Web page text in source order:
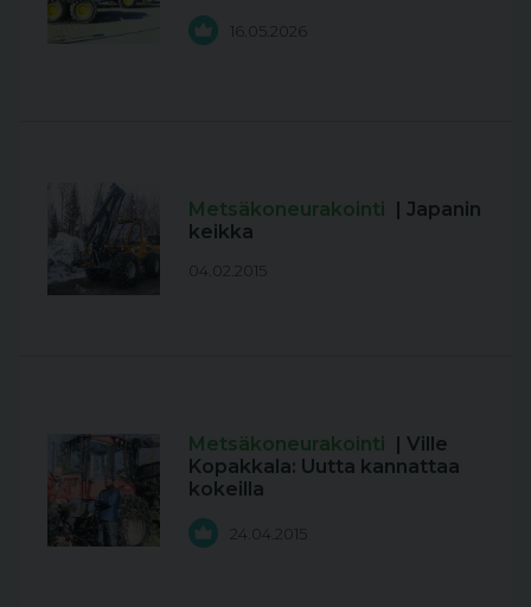
16.05.2026
Metsäkoneurakointi | Japanin
keikka
04.02.2015
Metsäkoneurakointi | Ville
Kopakkala: Uutta kannattaa
kokeilla
24.04.2015